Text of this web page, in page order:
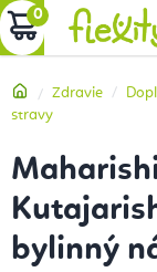
Prejsť
na
NÁKUPNÝ
Domov
Zdravie
stravy
bylinný